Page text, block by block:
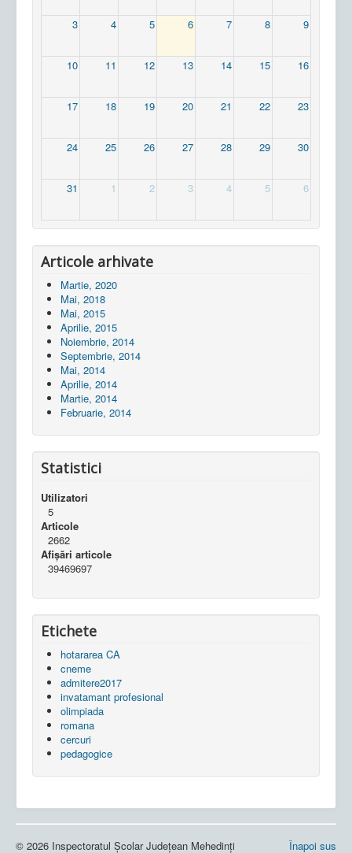
3 4 5 6 7 8 9
10 11 12 13 14 15 16
17 18 19 20 21 22 23
24 25 26 27 28 29 30
31 1 2 3 4 5 6
Articole arhivate
Martie, 2020
Mai, 2018
Mai, 2015
Aprilie, 2015
Noiembrie, 2014
Septembrie, 2014
Mai, 2014
Aprilie, 2014
Martie, 2014
Februarie, 2014
Statistici
Utilizatori
5
Articole
2662
Afișări articole
39469697
Etichete
hotararea CA
cneme
admitere2017
invatamant profesional
olimpiada
romana
cercuri
pedagogice
Înapoi sus
© 2026 Inspectoratul Școlar Județean Mehedinți